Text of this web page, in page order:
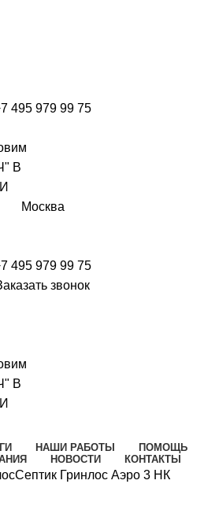
495 979 99 75
Москва
495 979 99 75
звонок
НАШИ РАБОТЫ
ПОМОЩЬ
НОВОСТИ КОНТАКТЫ
Септик Гринлос Аэро 3 НК